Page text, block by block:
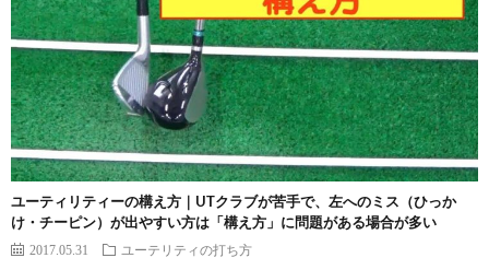
ユーティリティーの構え方｜UTクラブが苦手で、左へのミス（ひっか
け・チーピン）が出やすい方は「構え方」に問題がある場合が多い
2017.05.31 ユーテリティの打ち方